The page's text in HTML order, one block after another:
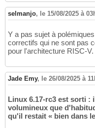
selmanjo, le 15/08/2025 à
Y a pas sujet à
correctifs qui ne sont pas
pour l'architecture RISC-V.
Jade Emy, le 26/08/2025 à
Linux 6.17-rc3 est sorti :
volumineux que
qu'il restait « bien dans